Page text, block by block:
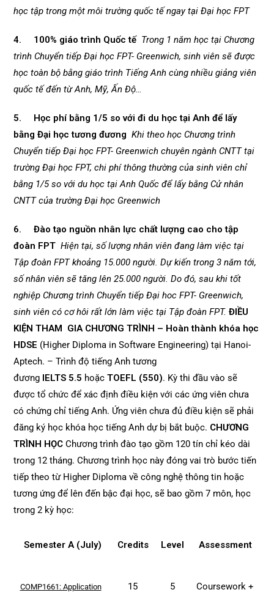
học tập trong một môi trường quốc tế ngay tại Đại học FPT
4. 100% giáo trình Quốc tế Trong 1 năm học tại Chương
trình Chuyển tiếp Đại học FPT- Greenwich, sinh viên sẽ được
học toàn bộ bằng giáo trình Tiếng Anh cùng nhiều giảng viên
quốc tế đến từ Anh, Mỹ, Ấn Độ…
5. Học phí bằng 1/5 so với đi du học tại Anh để lấy
bằng Đại học tương đương Khi theo học Chương trình
Chuyển tiếp Đại học FPT- Greenwich chuyên ngành CNTT tại
trường Đại học FPT, chi phí thông thường của sinh viên chỉ
bằng 1/5 so với du học tại Anh Quốc để lấy bằng Cử nhân
CNTT của trường Đại học Greenwich
6. Đào tạo nguồn nhân lực chất lượng cao cho tập
đoàn FPT Hiện tại, số lượng nhân viên đang làm việc tại
Tập đoàn FPT khoảng 15.000 người. Dự kiến trong 3 năm tới,
số nhân viên sẽ tăng lên 25.000 người. Do đó, sau khi tốt
nghiệp Chương trình Chuyển tiếp Đại hoc FPT- Greenwich,
sinh viên có cơ hôi rất lớn làm việc tại Tập đoàn FPT. ĐIỀU
KIỆN THAM GIA CHƯƠNG TRÌNH – Hoàn thành khóa học
HDSE (Higher Diploma in Software Engineering) tại Hanoi-
Aptech. – Trình độ tiếng Anh tương
đương IELTS 5.5 hoặc TOEFL (550). Kỳ thi đầu vào sẽ
được tổ chức để xác định điều kiện với các ứng viên chưa
có chứng chỉ tiếng Anh. Ứng viên chưa đủ điều kiện sẽ phải
đăng ký học khóa học tiếng Anh dự bị bắt buộc. CHƯƠNG
TRÌNH HỌC Chương trình đào tạo gồm 120 tín chỉ kéo dài
trong 12 tháng. Chương trình học này đóng vai trò bước tiến
tiếp theo từ Higher Diploma về công nghệ thông tin hoặc
tương ứng để lên đến bậc đại học, sẽ bao gồm 7 môn, học
trong 2 kỳ học:
Semester A (July) Credits Level Assessment
COMP1661: Application 15 5 Coursework +